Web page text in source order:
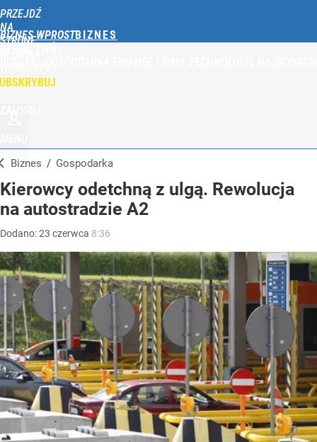
PRZEJDŹ
NA
STRONĘ
BIZNES WPROST
Biznes / Gospodarka
Kierowcy odetchną z ulgą. Rewolucja
na autostradzie A2
Dodano:23 czerwca 8:36